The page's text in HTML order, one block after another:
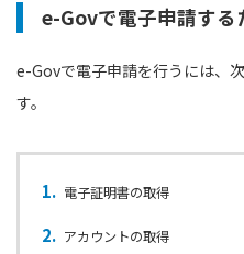
e-Govで電子申請する
e-Govで電子申請を行うには、
す。
電子証明書の取得
アカウントの取得